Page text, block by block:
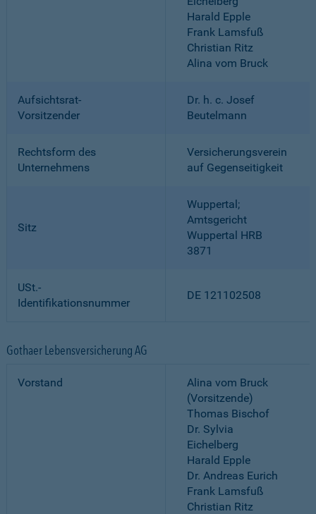
Harald Epple
Frank Lamsfuß
Christian Ritz
Alina vom Bruck
Aufsichtsrat-
Vorsitzender
Dr. h. c. Josef
Beutelmann
Rechtsform des
Unternehmens
Versicherungsverein
auf Gegenseitigkeit
Sitz
Wuppertal;
Amtsgericht
Wuppertal HRB
3871
USt.-
Identifikationsnummer
DE 121102508
Gothaer Lebensversicherung AG
Vorstand
Alina vom Bruck
(Vorsitzende)
Thomas Bischof
Dr. Sylvia
Eichelberg
Harald Epple
Dr. Andreas Eurich
Frank Lamsfuß
Christian Ritz